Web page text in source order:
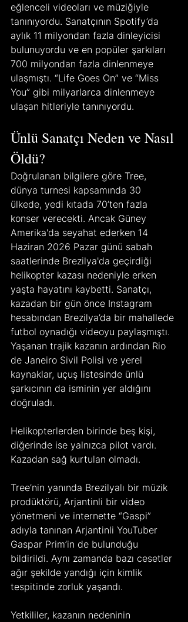
eğlenceli videoları ve müziğiyle
tanınıyordu. Sanatçının Spotify’da
aylık 11 milyondan fazla dinleyicisi
bulunuyordu ve en popüler şarkıları
700 milyondan fazla dinlenmeye
ulaşmıştı. “Life Goes On” ve “Miss
You” gibi milyarlarca dinlenmeye
ulaşan hitleriyle tanınıyordu.
Ünlü Sanatçı Neden ve Nasıl
Öldü?
Doğrulanan bilgilere göre Tree,
dünya turnesi kapsamında 30
ülkede, yedi kıtada 70’ten fazla
konser verecekti. Ancak Güney
Amerika'da seyahat ederken 14
Haziran 2026 Pazar günü sabah
saatlerinde Brezilya'da geçirdiği
helikopter kazası nedeniyle erken
yaşta hayatını kaybetti. Sanatçı,
kazadan bir gün önce Instagram
hesabından Brezilya’da bir mahallede
futbol oynadığı videoyu paylaşmıştı.
Yaşanan trajik kazanın ardından Rio
de Janeiro Sivil Polisi ve yerel
kaynaklar, uçuş listesinde ünlü
şarkıcının da isminin yer aldığını
doğruladı.
Helikopterlerden birinde beş kişi,
diğerinde ise yalnızca pilot vardı.
Kazadan sağ kurtulan olmadı.
Tree’nin yanında Brezilyalı bir müzik
prodüktörü, Arjantinli bir video
yönetmeni ve internette “Gaspi”
adıyla tanınan Arjantinli YouTuber
Gaspar Prim’in de bulunduğu
bildirildi. Aynı zamanda bazı cesetler
ağır şekilde yandığı için kimlik
tespitinde zorluk yaşandı.
Yetkililer, kazanın nedeninin